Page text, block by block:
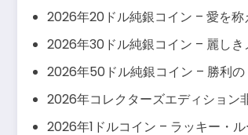
2026年20ドル純銀コイン – 愛を
2026年30ドル純銀コイン – 麗し
2026年50ドル純銀コイン – 勝利
2026年コレクターズエディション
2026年1ドルコイン – ラッキー・